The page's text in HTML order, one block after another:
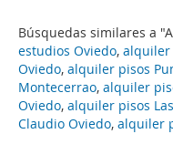
Búsquedas similares a
estudios Oviedo, alquiler
Oviedo, alquiler pisos
Montecerrao, alquiler
Oviedo, alquiler pisos
Claudio Oviedo, alquiler